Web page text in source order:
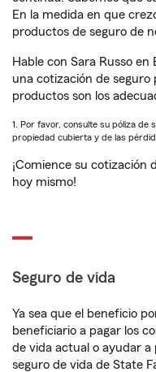
En la medida en que
productos de seguro de
Hable con Sara Russo
una cotización de seguro
productos son los
1. Por favor, consulte su póliza de
propiedad cubierta y de las
¡Comience su cotización
hoy mismo!
Seguro de vida
Ya sea que el beneficio
beneficiario a pagar los
de vida actual o ayudar a
seguro de vida de State